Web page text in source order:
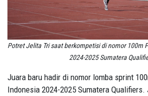
Potret Jelita Tri saat berkompetisi di nomor 100m
2024-2025 Sumatera
Juara baru hadir di nomor lomba sprint
Indonesia 2024-2025 Sumatera Qualifiers.